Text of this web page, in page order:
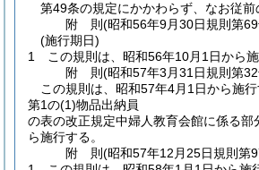
第49条の規定にかかわらず、なお従前
附 則(昭和56年9月30日規則第
(施行期日)
1
この規則は、昭和56年10月1日から施
附 則(昭和57年3月31日規則第
この規則は、昭和57年4月1日から施行
第1の(1)物品出納員
の表の改正規定中婦人教育会館に係る部
ら施行する。
附 則(昭和57年12月25日規則第